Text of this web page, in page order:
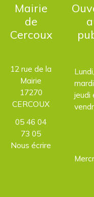
Mairie
de
Cercoux
12 rue de la
Mairie
17270
CERCOUX
05 46 04
73 05
Nous écrire
Lundi,
jeudi